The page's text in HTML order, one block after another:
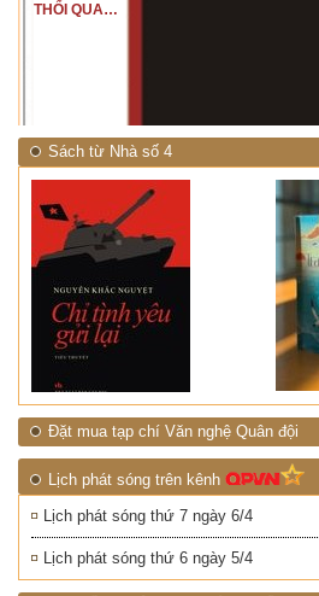
THỔI QUA
Sách từ Nhà số 4
Đặt mua tạp chí Văn nghệ Quân đội
Lịch phát sóng trên kênh
Lịch phát sóng thứ 7 ngày 6/4
Lịch phát sóng thứ 6 ngày 5/4